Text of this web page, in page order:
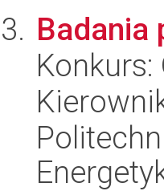
Badania
Konkurs: